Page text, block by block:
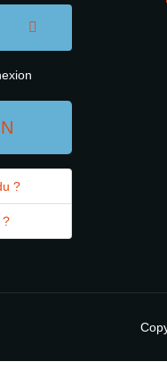
AFFICHER LE MOT
?
?